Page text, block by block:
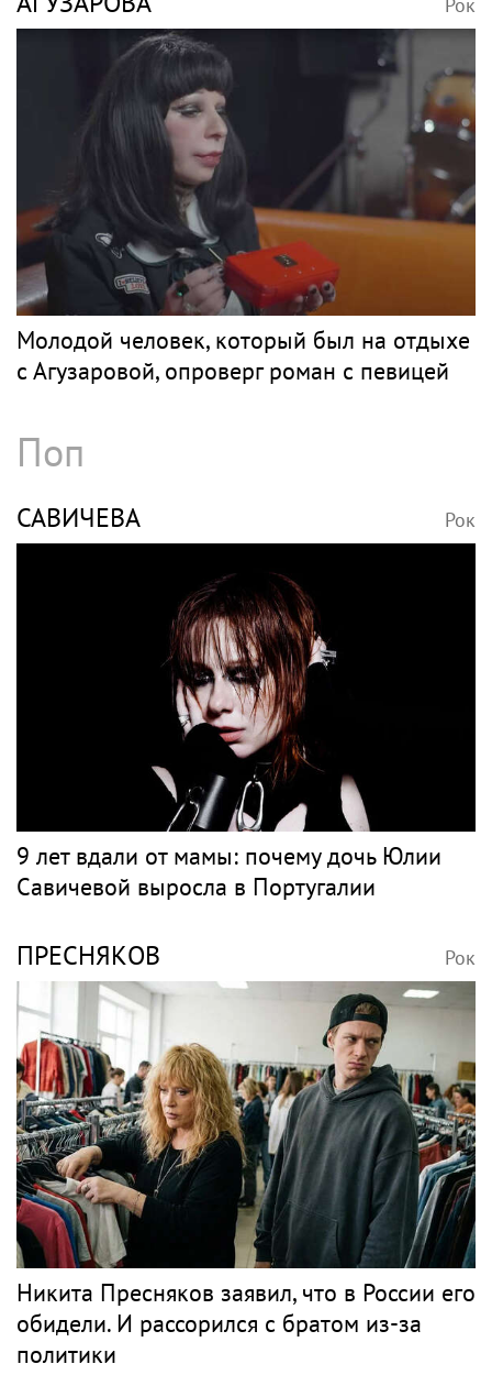
Рок
Молодой человек, который был на отдыхе
с Агузаровой, опроверг роман с певицей
Поп
САВИЧЕВА Рок
9 лет вдали от мамы: почему дочь Юлии
Савичевой выросла в Португалии
ПРЕСНЯКОВ Рок
Никита Пресняков заявил, что в России его
обидели. И рассорился с братом из-за
политики